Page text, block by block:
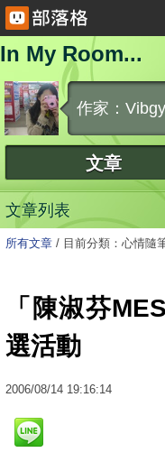
In My Room...
作家：
文章
文章列表
所有文章 / 目前分類：心情隨
「陳淑芬
選活動
2006/08/14 19:16:14